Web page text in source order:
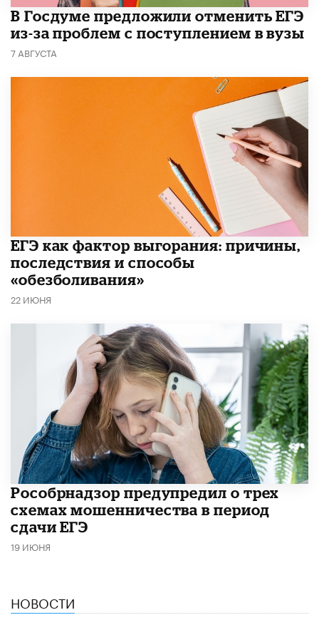
В Госдуме предложили отменить ЕГЭ
из-за проблем с поступлением в вузы
7 АВГУСТА
​ЕГЭ как фактор выгорания: причины,
последствия и способы
«обезболивания»
22 ИЮНЯ
Рособрнадзор предупредил о трех
схемах мошенничества в период
сдачи ЕГЭ
19 ИЮНЯ
НОВОСТИ